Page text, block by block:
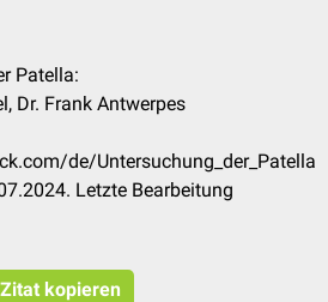
Patella:
Dr. Frank Antwerpes
de/Untersuchung_der_Patella
Letzte Bearbeitung
Zitat kopieren